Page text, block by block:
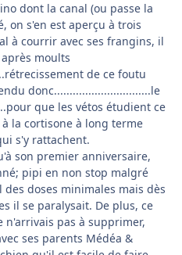
dont la canal (ou passe la
on s'en est aperçu à trois
à courrir avec ses frangins, il
moults
de ce foutu
donc...............................le
que les vétos étudient ce
la cortisone à long terme
s'y rattachent.
son premier anniversaire,
pipi en non stop malgré
doses minimales mais dès
il se paralysait. De plus, ce
pas à supprimer,
ses parents Médéa &